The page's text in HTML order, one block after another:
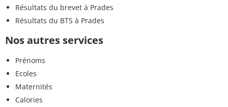
Résultats du brevet à Prades
Résultats du BTS à Prades
Nos autres services
Prénoms
Ecoles
Maternités
Calories